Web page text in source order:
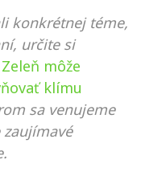
konkrétnej téme,
určite si
Zeleň môže
klímu
sa venujeme